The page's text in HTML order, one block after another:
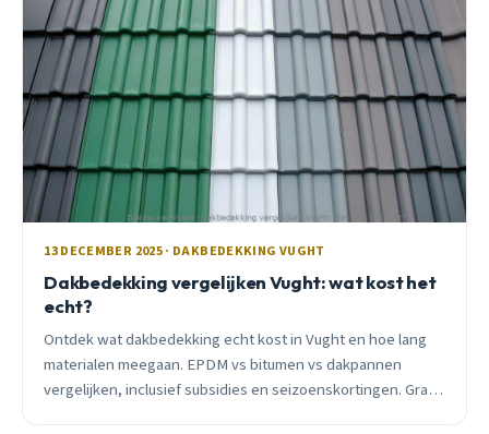
13 DECEMBER 2025 · DAKBEDEKKING VUGHT
Dakbedekking vergelijken Vught: wat kost het
echt?
Ontdek wat dakbedekking echt kost in Vught en hoe lang
materialen meegaan. EPDM vs bitumen vs dakpannen
vergelijken, inclusief subsidies en seizoenskortingen. Gratis